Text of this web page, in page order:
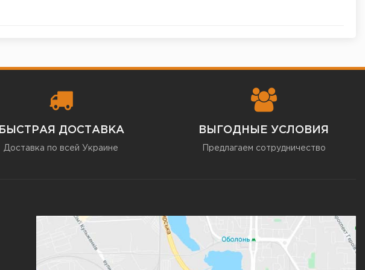
БЫСТРАЯ ДОСТАВКА
Доставка по всей Украине
ВЫГОДНЫЕ УСЛОВИЯ
Предлагаем сотрудничество